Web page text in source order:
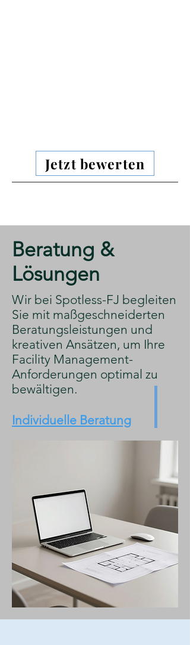
Jetzt bewerten
​Beratung &
Lösungen
​Wir bei Spotless-FJ begleiten
Sie mit maßgeschneiderten
Beratungsleistungen und
kreativen Ansätzen, um Ihre
Facility Management-
Anforderungen optimal zu
bewältigen.
Individuelle Beratung